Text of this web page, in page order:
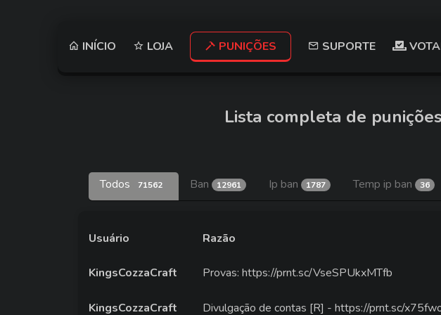
INÍCIO LOJA PUNIÇÕES SUPORTE
Lista completa de
Todos 71562 Ban 12961 Ip ban 1787 Temp ip ban 36
Usuário Razão
KingsCozzaCraft Provas: https://prnt.sc/VseSPUkxMTfb
KingsCozzaCraft Divulgação de contas [R] - https://prnt.sc/